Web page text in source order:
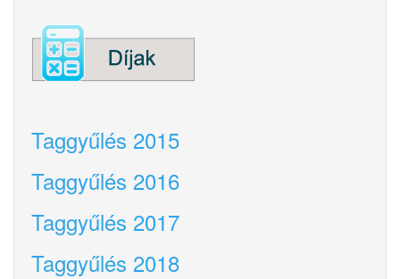
Taggyűlés 2015
Taggyűlés 2016
Taggyűlés 2017
Taggyűlés 2018